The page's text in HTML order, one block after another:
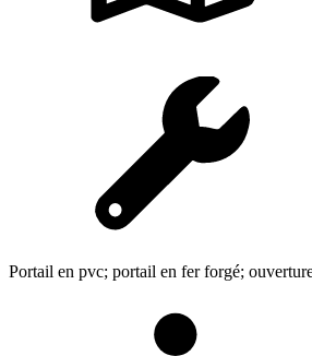
Portail en pvc; portail en fer forgé;